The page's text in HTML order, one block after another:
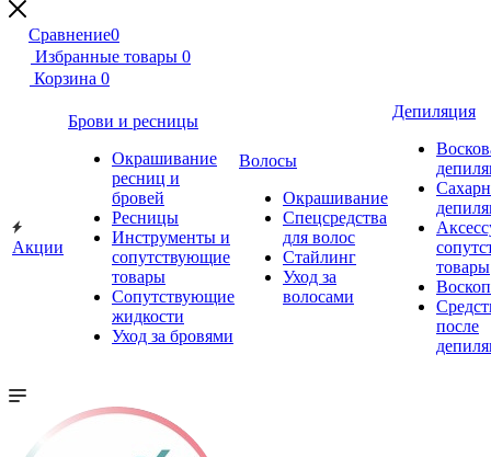
Сравнение0
Избранные товары 0
Корзина 0
Акции
Брови и ресницы
Окрашивание
ресниц и
бровей
Ресницы
Инструменты и
сопутствующие
товары
Сопутствующие
жидкости
Уход за бровями
Волосы
Окрашивание
Спецсредства
для волос
Стайлинг
Уход за
волосами
Депиляция
товары
после